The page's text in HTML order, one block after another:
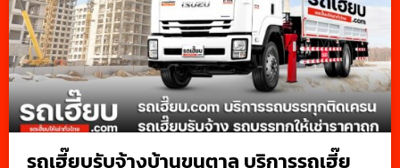
รถเฮี๊ยบรับจ้างบ้านขุนตาล บริการรถเฮี๊ย